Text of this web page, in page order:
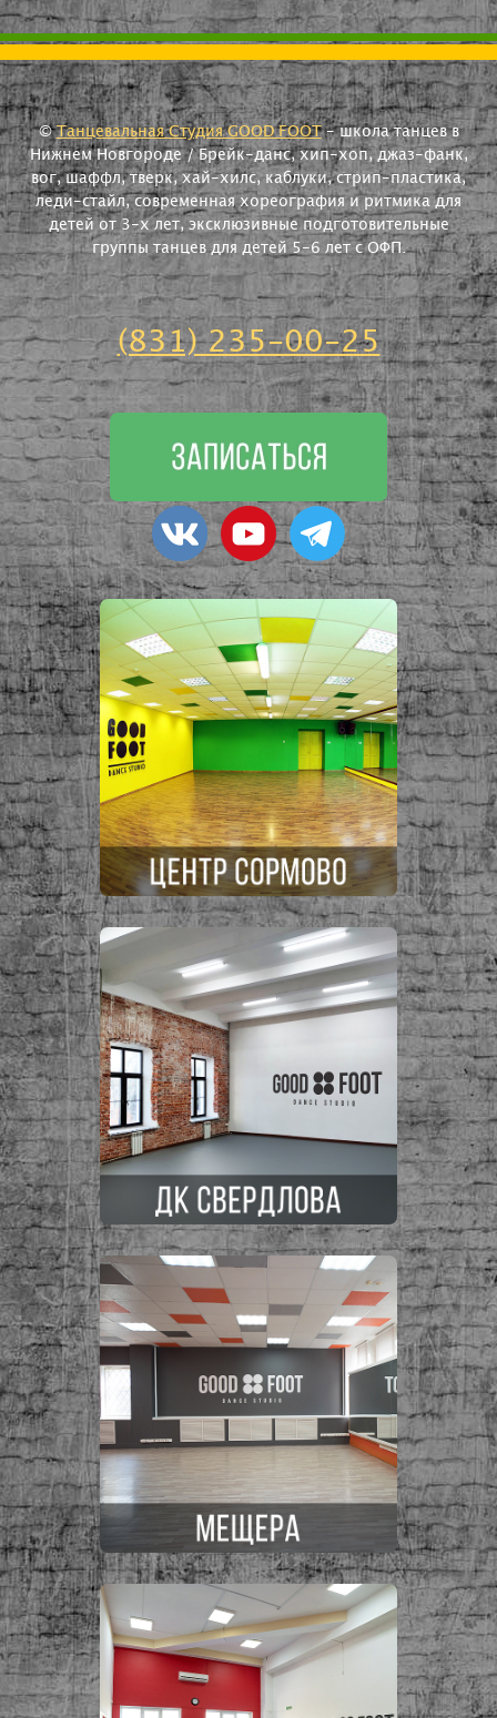
©Танцевальная Студия GOOD FOOT- школа танцев в
Нижнем Новгороде / Брейк-данс, хип-хоп, джаз-фанк,
вог, шаффл, тверк, хай-хилс, каблуки, стрип-пластика,
леди-стайл, современная хореография и ритмика для
детей от 3-х лет, эксклюзивные подготовительные
группы танцев для детей 5-6 лет с ОФП.
(831) 235-00-25